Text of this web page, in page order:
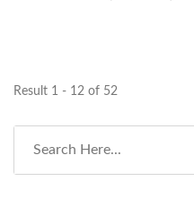
Result 1 - 12 of 52